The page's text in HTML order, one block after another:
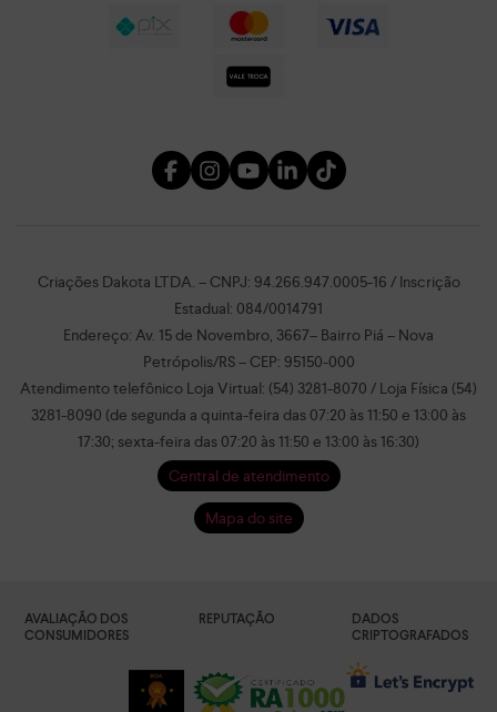
Criações Dakota LTDA. – CNPJ: 94.266.947.0005-16 / Inscrição
Estadual: 084/0014791
Endereço: Av. 15 de Novembro, 3667– Bairro Piá – Nova
Petrópolis/RS – CEP: 95150-000
Atendimento telefônico Loja Virtual: (54) 3281-8070 / Loja Física (54)
3281-8090 (de segunda a quinta-feira das 07:20 às 11:50 e 13:00 às
17:30; sexta-feira das 07:20 às 11:50 e 13:00 às 16:30)
Central de atendimento
Mapa do site
AVALIAÇÃO DOS
CONSUMIDORES
REPUTAÇÃO
DADOS
CRIPTOGRAFADOS